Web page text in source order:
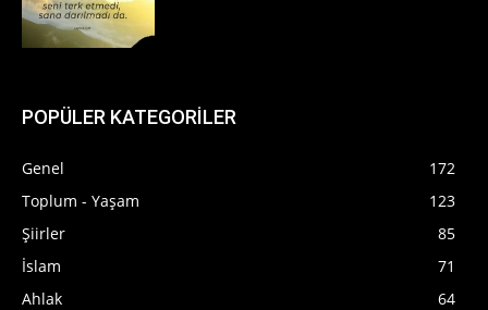
POPÜLER KATEGORİLER
Genel
172
Toplum - Yaşam
123
Şiirler
85
İslam
71
Ahlak
64